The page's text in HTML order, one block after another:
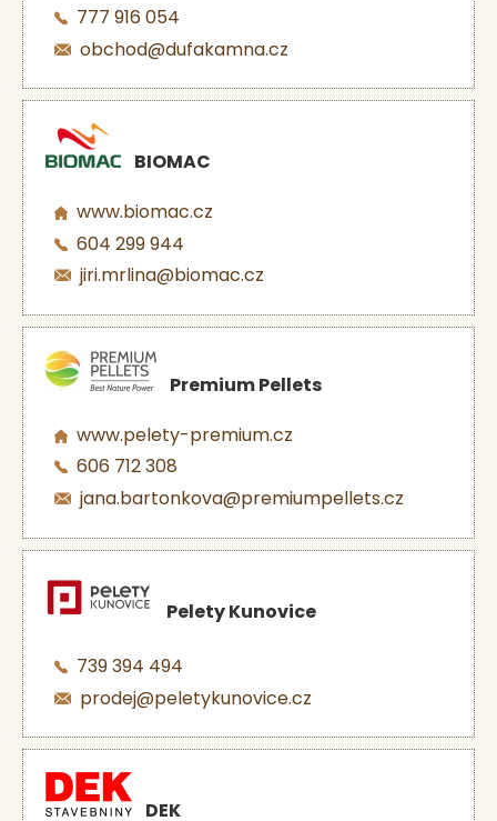
777 916 054
obchod@dufakamna.cz
BIOMAC
www.biomac.cz
604 299 944
jiri.mrlina@biomac.cz
Premium Pellets
www.pelety-premium.cz
606 712 308
jana.bartonkova@premiumpellets.cz
Pelety Kunovice
739 394 494
prodej@peletykunovice.cz
DEK